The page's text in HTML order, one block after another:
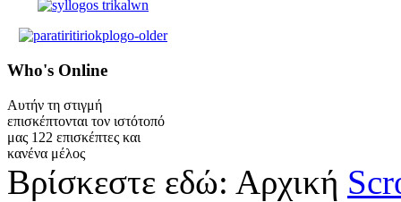
Who's Online
Αυτήν τη στιγμή
επισκέπτονται τον ιστότοπό
μας 122 επισκέπτες και
κανένα μέλος
Βρίσκεστε εδώ: Αρχική